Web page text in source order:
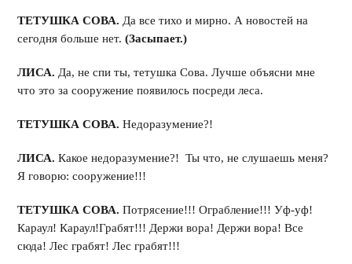
ТЕТУШКА СОВА. Да все тихо и мирно. А новостей на
сегодня больше нет.(Засыпает.)
ЛИСА. Да, не спи ты, тетушка Сова. Лучше объясни мне
что это за сооружение появилось посреди леса.
ТЕТУШКА СОВА.Недоразумение?!
ЛИСА. Какое недоразумение?! Ты что, не слушаешь меня?
Я говорю: сооружение!!!
ТЕТУШКА СОВА.Потрясение!!! Ограбление!!! Уф-уф!
Караул! Караул!Грабят!!! Держи вора! Держи вора! Все
сюда! Лес грабят! Лес грабят!!!